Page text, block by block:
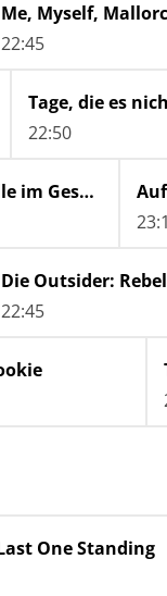
Me, Myself,
22:45
Tage, die es
22:50
Verurteilt! Echte Kriminalfälle im Gespräch
Die Outsider:
22:45
One Standing